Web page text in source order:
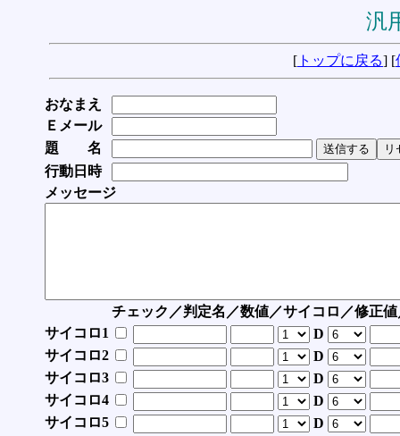
汎
[ トップに戻る] [
おなまえ
Ｅメール
題 名
行動日時
メッセージ
チェック／判定名／数値／サイコロ／修正
サイコロ1
D
サイコロ2
D
サイコロ3
D
サイコロ4
D
サイコロ5
D